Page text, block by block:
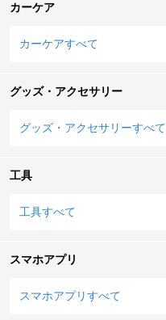
カーケア
カーケアすべて
グッズ・アクセサリー
グッズ・アクセサリーすべて
工具
工具すべて
スマホアプリ
スマホアプリすべて